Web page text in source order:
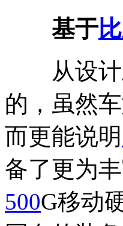
基于
从设计
的，虽然
而更能说明
备了更为
500G移动